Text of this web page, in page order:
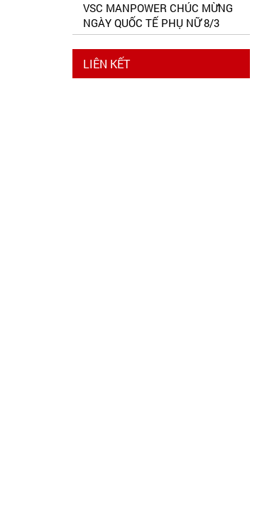
VSC MANPOWER CHÚC MỪNG
NGÀY QUỐC TẾ PHỤ NỮ 8/3
LIÊN KẾT